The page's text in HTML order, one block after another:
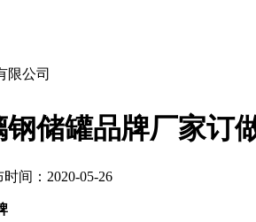
储罐品牌厂家订
时间：2020-05-26
限公司